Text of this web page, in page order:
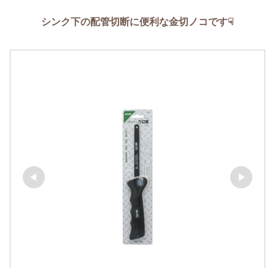
シンク下の配管切断に便利な金切ノコです☟